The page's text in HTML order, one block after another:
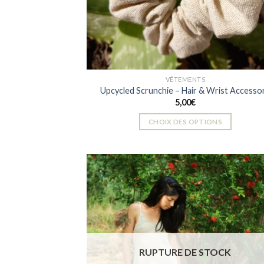
VÊTEMENTS
Upcycled Scrunchie – Hair & Wrist
5,00€
CHOIX DES OPTIONS
a
plusieurs
variations.
Les
options
peuvent
choisies
à la
RUPTURE DE STOCK